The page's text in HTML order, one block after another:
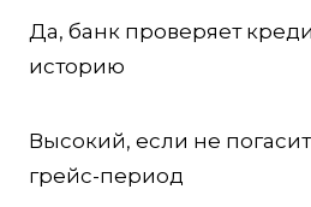
Да, банк проверяет
историю
Высокий, если не
грейс-период